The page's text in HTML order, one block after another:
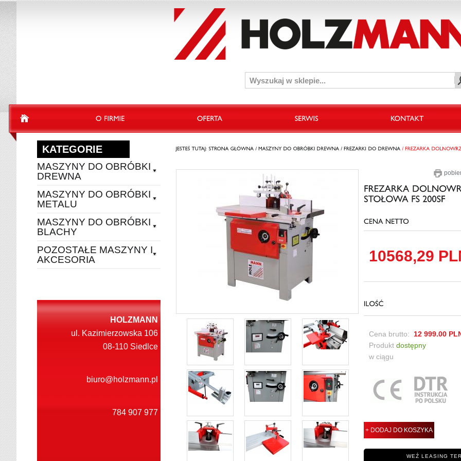
KATEGORIE
MASZYNY DO OBRÓBKI
DREWNA
MASZYNY DO OBRÓBKI
METALU
MASZYNY DO OBRÓBKI
BLACHY
POZOSTAŁE MASZYNY I
AKCESORIA
HOLZMANN
ul. Kazimierzowska 106
08-110 Siedlce
biuro@holzmann.pl
784 907 977
10568,29
Cena brutto: 12 999.00
Produkt dostępny
w ciągu
+ DODAJ DO KOSZYKA
WEŹ LEASING